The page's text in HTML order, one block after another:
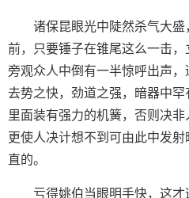
诸保昆眼光中陡然杀气大
前，只要锤子在锥尾这么一击，
旁观众人中倒有一半惊呼出声，
去势之快，劲道之强，暗器中罕
里面装有强力的机簧，否则决非
更使人决计想不到可由此中发
直的。
亏得姚伯当眼明手快，这